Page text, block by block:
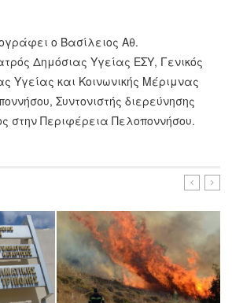
ο Βασίλειος Αθ.
Δημόσιας Υγείας ΕΣΥ, Γενικός
Υγείας και Κοινωνικής Μέριμνας
Συντονιστής διερεύνησης
στην Περιφέρεια Πελοποννήσου.